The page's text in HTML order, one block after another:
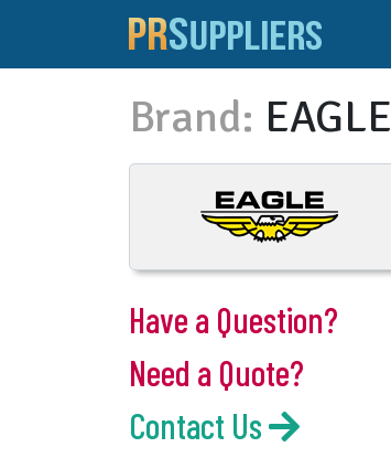
Brand: EAGLE
Have a Question?
Need a Quote?
Contact Us